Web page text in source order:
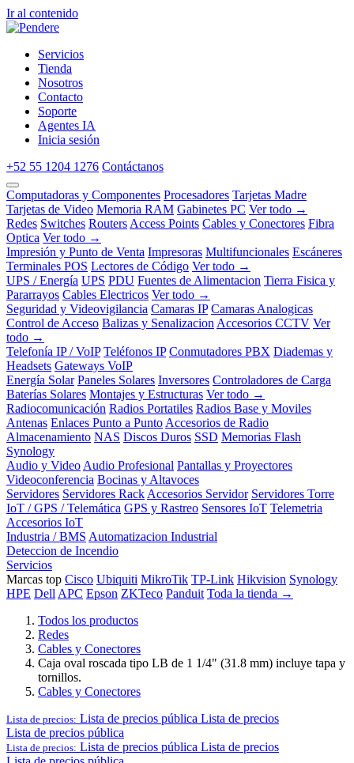
Ir al contenido
Servicios
Tienda
Nosotros
Contacto
Soporte
Agentes IA
Inicia sesión
+52 55 1204 1276 Contáctanos
Computadoras y Componentes Procesadores Tarjetas Madre
Tarjetas de Video Memoria RAM Gabinetes PC Ver todo →
Redes Switches Routers Access Points Cables y Conectores Fibra
Optica Ver todo →
Impresión y Punto de Venta Impresoras Multifuncionales Escáneres
Terminales POS Lectores de Código Ver todo →
UPS / Energía UPS PDU Fuentes de Alimentacion Tierra Fisica y
Pararrayos Cables Electricos Ver todo →
Seguridad y Videovigilancia Camaras IP Camaras Analogicas
Control de Acceso Balizas y Senalizacion Accesorios CCTV Ver
todo →
Telefonía IP / VoIP Teléfonos IP Conmutadores PBX Diademas y
Headsets Gateways VoIP
Energía Solar Paneles Solares Inversores Controladores de Carga
Baterías Solares Montajes y Estructuras Ver todo →
Radiocomunicación Radios Portatiles Radios Base y Moviles
Antenas Enlaces Punto a Punto Accesorios de Radio
Almacenamiento NAS Discos Duros SSD Memorias Flash
Synology
Audio y Video Audio Profesional Pantallas y Proyectores
Videoconferencia Bocinas y Altavoces
Servidores Servidores Rack Accesorios Servidor Servidores Torre
IoT / GPS / Telemática GPS y Rastreo Sensores IoT Telemetria
Accesorios IoT
Industria / BMS Automatizacion Industrial
Deteccion de Incendio
Servicios
Marcas top Cisco Ubiquiti MikroTik TP-Link Hikvision Synology
HPE Dell APC Epson ZKTeco Panduit Toda la tienda →
Todos los productos
Redes
Cables y Conectores
Caja oval roscada tipo LB de 1 1/4" (31.8 mm) incluye tapa y
tornillos.
Cables y Conectores
Lista de precios: Lista de precios pública Lista de precios
Lista de precios pública
Lista de precios: Lista de precios pública Lista de precios